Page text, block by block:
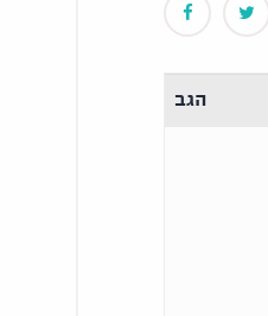
הגב